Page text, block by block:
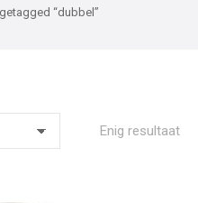
“dubbel”
Enig resultaat